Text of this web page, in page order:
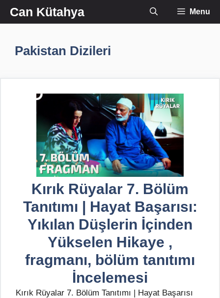
İçeriğe
atlaCan Kütahya Menu
Pakistan Dizileri
Kırık Rüyalar 7. Bölüm
Tanıtımı | Hayat Başarısı:
Yıkılan Düşlerin İçinden
Yükselen Hikaye ,
fragmanı, bölüm tanıtımı
İncelemesi
Kırık Rüyalar 7. Bölüm Tanıtımı | Hayat Başarısı